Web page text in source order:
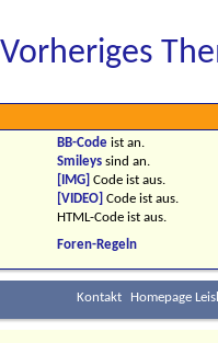
Vorheriges
BB-Codeist an.
Smileyssind an.
[IMG] Code ist aus.
[VIDEO] Code ist aus.
HTML-Code ist aus.
Foren-Regeln
Kontakt Homepage